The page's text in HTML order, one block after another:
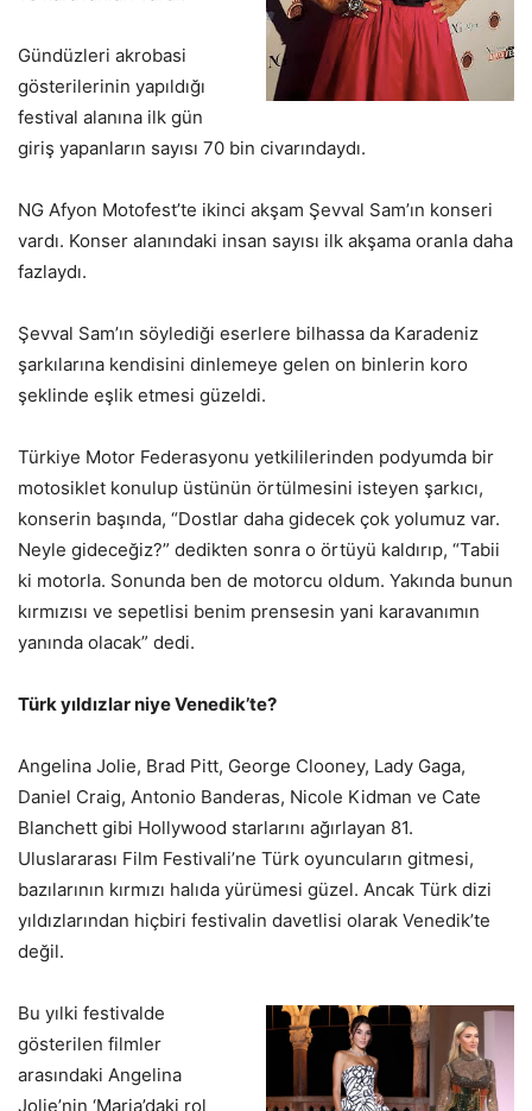
Gündüzleri akrobasi
gösterilerinin yapıldığı
festival alanına ilk gün
giriş yapanların sayısı 70 bin civarındaydı.
NG Afyon Motofest’te ikinci akşam Şevval Sam’ın konseri
vardı. Konser alanındaki insan sayısı ilk akşama oranla daha
fazlaydı.
Şevval Sam’ın söylediği eserlere bilhassa da Karadeniz
şarkılarına kendisini dinlemeye gelen on binlerin koro
şeklinde eşlik etmesi güzeldi.
Türkiye Motor Federasyonu yetkililerinden podyumda bir
motosiklet konulup üstünün örtülmesini isteyen şarkıcı,
konserin başında, “Dostlar daha gidecek çok yolumuz var.
Neyle gideceğiz?” dedikten sonra o örtüyü kaldırıp, “Tabii
ki motorla. Sonunda ben de motorcu oldum. Yakında bunun
kırmızısı ve sepetlisi benim prensesin yani karavanımın
yanında olacak” dedi.
Türk yıldızlar niye Venedik’te?
Angelina Jolie, Brad Pitt, George Clooney, Lady Gaga,
Daniel Craig, Antonio Banderas, Nicole Kidman ve Cate
Blanchett gibi Hollywood starlarını ağırlayan 81.
Uluslararası Film Festivali’ne Türk oyuncuların gitmesi,
bazılarının kırmızı halıda yürümesi güzel. Ancak Türk dizi
yıldızlarından hiçbiri festivalin davetlisi olarak Venedik’te
değil.
Bu yılki festivalde
gösterilen filmler
arasındaki Angelina
Jolie’nin ‘Maria’daki rol